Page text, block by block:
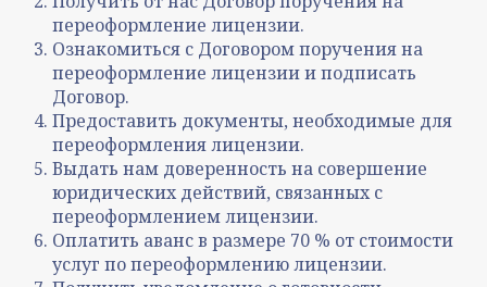
переоформление лицензии.
Ознакомиться с Договором поручения на
переоформление лицензии и подписать
Договор.
Предоставить документы, необходимые для
переоформлениялицензии.
Выдать нам доверенность на совершение
юридических действий, связанных с
переоформлением лицензии.
Оплатить аванс в размере 70 % от стоимости
услуг по переоформлению лицензии.